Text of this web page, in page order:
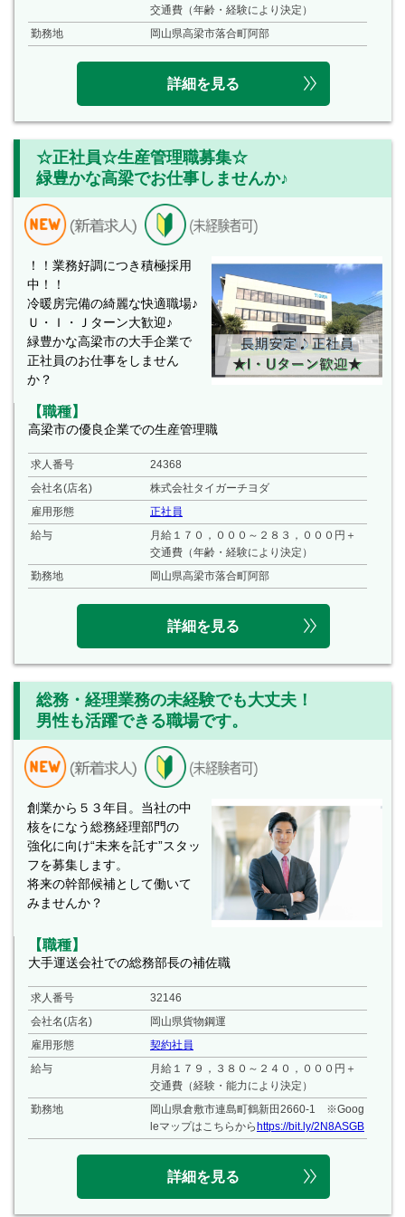
交通費（年齢・経験により決定）
勤務地
岡山県高梁市落合町阿部
詳細を見る
☆正社員☆生産管理職募集☆
緑豊かな高梁でお仕事しませんか♪
！！業務好調につき積極採用
中！！
冷暖房完備の綺麗な快適職場♪
Ｕ・Ｉ・Ｊターン大歓迎♪
緑豊かな高梁市の大手企業で
正社員のお仕事をしません
か？
【職種】
高梁市の優良企業での生産管理職
求人番号
24368
会社名(店名)
株式会社タイガーチヨダ
雇用形態
正社員
給与
月給１７０，０００～２８３，０００円＋
交通費（年齢・経験により決定）
勤務地
岡山県高梁市落合町阿部
詳細を見る
総務・経理業務の未経験でも大丈夫！
男性も活躍できる職場です。
創業から５３年目。当社の中
核をになう総務経理部門の
強化に向け“未来を託す”スタッ
フを募集します。
将来の幹部候補として働いて
みませんか？
【職種】
大手運送会社での総務部長の補佐職
求人番号
32146
会社名(店名)
岡山県貨物鋼運
雇用形態
契約社員
給与
月給１７９，３８０～２４０，０００円＋
交通費（経験・能力により決定）
勤務地
岡山県倉敷市連島町鶴新田2660-1 ※Goog
leマップはこちらからhttps://bit.ly/2N8ASGB
詳細を見る